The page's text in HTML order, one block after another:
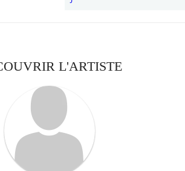
L'ARTISTE